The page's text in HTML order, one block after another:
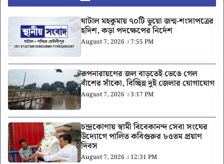
ঘাটাল মহকুমায় ৭০টি ভুয়ো জন্ম-শংসাপত্রের
হদিশ, কড়া পদক্ষেপের নির্দেশ
August 7, 2026 । 7:55 PM
রূপনারায়ণের জল বাড়তেই ভেঙে গেল
বাঁশের সাঁকো, বিচ্ছিন্ন দুই জেলার যোগাযোগ
August 7, 2026 । 3:17 PM
চন্দ্রকোণায় স্বামী বিবেকানন্দ সেবা সংঘের
উদ্যোগে পালিত কবিগুরুর ৮৫তম প্রয়াণ
দিবস
August 7, 2026 । 12:31 PM